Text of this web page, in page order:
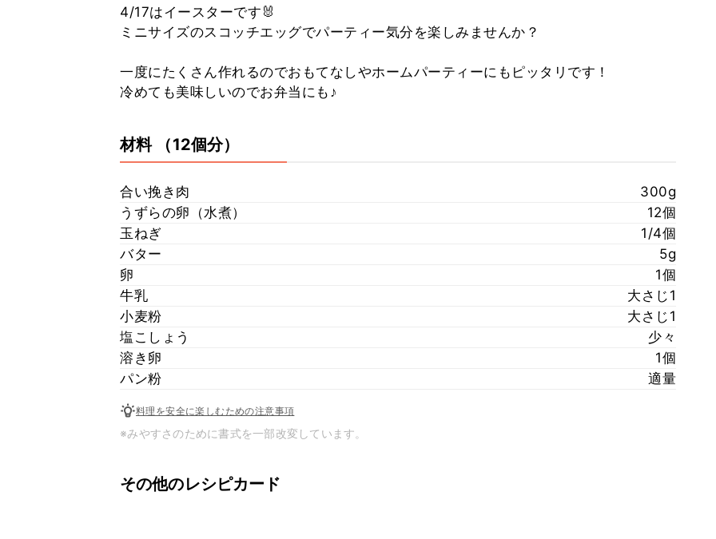
4/17はイースターです🐰
ミニサイズのスコッチエッグでパーティー気分を楽しみませんか？
一度にたくさん作れるのでおもてなしやホームパーティーにもピッタリです！
冷めても美味しいのでお弁当にも♪
材料 （12個分）
合い挽き肉
300g
うずらの卵（水煮）
12個
玉ねぎ
1/4個
バター
5g
卵
1個
牛乳
大さじ1
小麦粉
大さじ1
塩こしょう
少々
溶き卵
1個
パン粉
適量
料理を安全に楽しむための注意事項
※みやすさのために書式を一部改変しています。
その他のレシピカード